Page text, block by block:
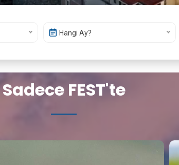
Hangi Ay?
Sadece FEST'te